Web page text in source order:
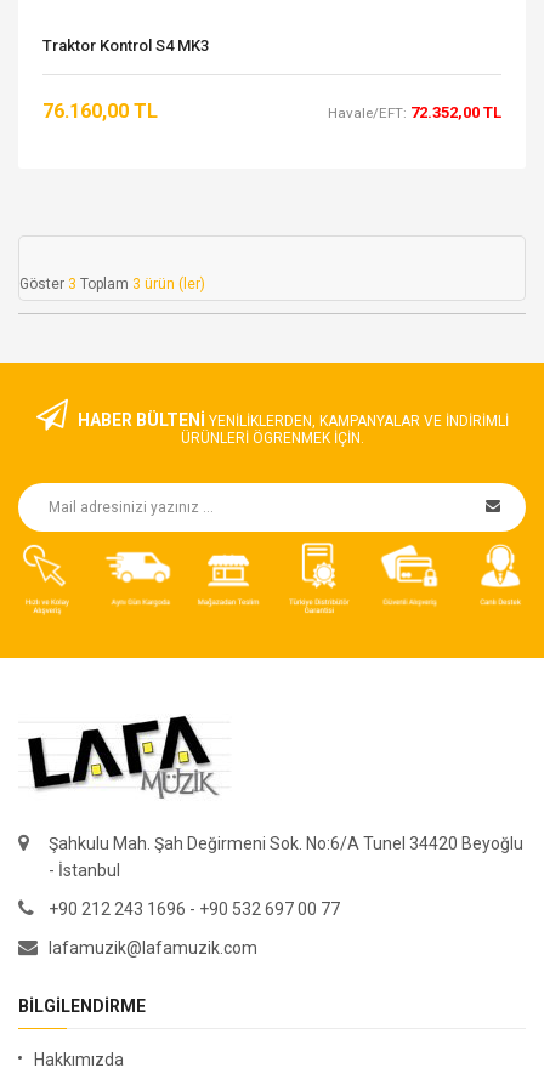
Traktor Kontrol S4 MK3
76.160,00 TL Havale/EFT: 72.352,00 TL
Göster 3 Toplam 3 ürün (ler)
HABER BÜLTENİ YENILIKLERDEN, KAMPANYALAR VE INDIRIMLI
ÜRÜNLERI ÖGRENMEK IÇIN.
Şahkulu Mah. Şah Değirmeni Sok. No:6/A Tunel 34420 Beyoğlu
- İstanbul
+90 212 243 1696 - +90 532 697 00 77
lafamuzik@lafamuzik.com
BILGILENDIRME
Hakkımızda